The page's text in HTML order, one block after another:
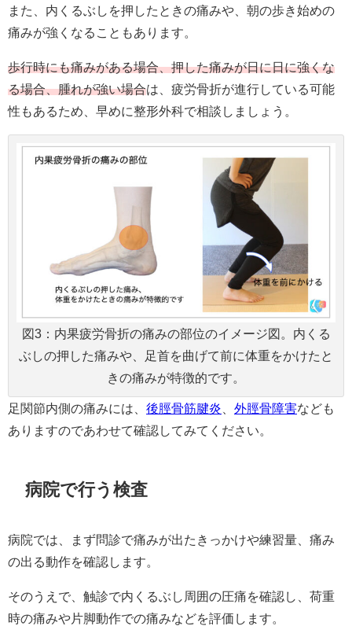
また、内くるぶしを押したときの痛みや、朝の歩き始めの
痛みが強くなることもあります。
歩行時にも痛みがある場合、押した痛みが日に日に強くな
る場合、腫れが強い場合は、疲労骨折が進行している可能
性もあるため、早めに整形外科で相談しましょう。
図3：内果疲労骨折の痛みの部位のイメージ図。内くる
ぶしの押した痛みや、足首を曲げて前に体重をかけたと
きの痛みが特徴的です。
足関節内側の痛みには、 後脛骨筋腱炎 外脛骨障害なども
ありますのであわせて確認してみてください。
病院で行う検査
病院では、まず問診で痛みが出たきっかけや練習量、痛み
の出る動作を確認します。
そのうえで、触診で内くるぶし周囲の圧痛を確認し、荷重
時の痛みや片脚動作での痛みなどを評価します。